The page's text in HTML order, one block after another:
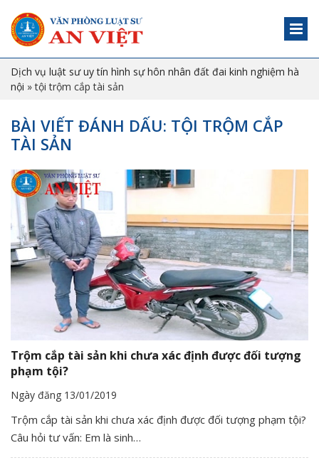
Dịch vụ luật sư uy tín hình sự hôn nhân đất đai kinh nghiệm hà
nội »tội trộm cắp tài sản
BÀI VIẾT ĐÁNH DẤU: TỘI TRỘM CẮP
TÀI SẢN
Trộm cắp tài sản khi chưa xác định được đối tượng
phạm tội?
Ngày đăng 13/01/2019
Trộm cắp tài sản khi chưa xác định được đối tượng phạm tội?
Câu hỏi tư vấn: Em là sinh…